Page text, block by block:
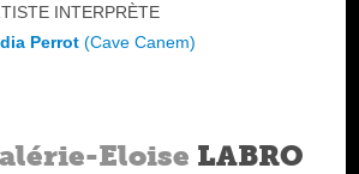
INTERPRÈTE
Perrot(Cave Canem)
Eloise LABRO